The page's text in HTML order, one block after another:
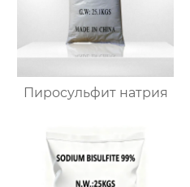
Пиросульфит натрия